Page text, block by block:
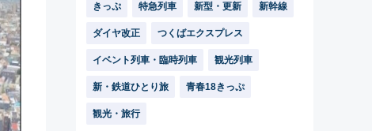
きっぷ 特急列車 新型・更新 新幹線
ダイヤ改正 つくばエクスプレス
イベント列車・臨時列車 観光列車
新・鉄道ひとり旅 青春18きっぷ
観光・旅行